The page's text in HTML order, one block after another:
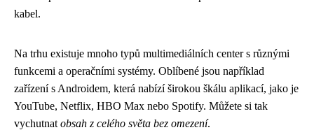
kabel.
Na trhu existuje mnoho typů multimediálních center s různými
funkcemi a operačními systémy. Oblíbené jsou například
zařízení s Androidem, která nabízí širokou škálu aplikací, jako je
YouTube, Netflix, HBO Max nebo Spotify. Můžete si tak
vychutnat obsah z celého světa bez omezení.